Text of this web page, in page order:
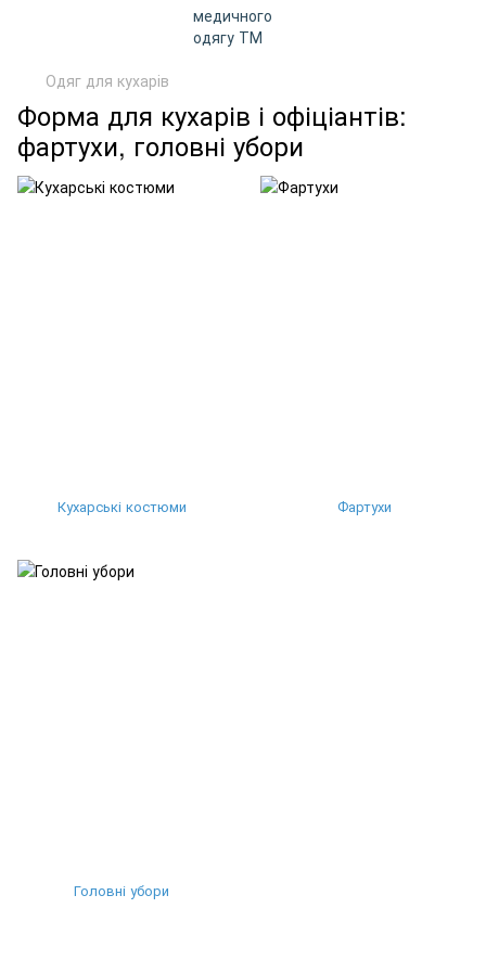
Одяг для кухарів
Форма для кухарів і офіціантів:
фартухи, головні убори
Кухарські костюми Фартухи
Головні убори